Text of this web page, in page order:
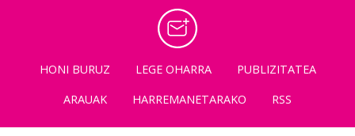
HONI BURUZ LEGE OHARRA
PUBLIZITATEA
ARAUAK
HARREMANETARAKO RSS